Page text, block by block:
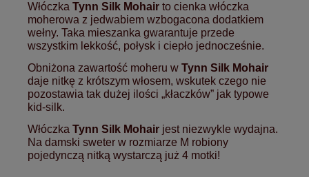
Włóczka Tynn Silk Mohair to cienka włóczka
moherowa z jedwabiem wzbogacona dodatkiem
wełny. Taka mieszanka gwarantuje przede
wszystkim lekkość, połysk i ciepło jednocześnie.
Obniżona zawartość moheru w Tynn Silk Mohair
daje nitkę z krótszym włosem, wskutek czego nie
pozostawia tak dużej ilości „kłaczków” jak typowe
kid-silk.
Włóczka Tynn Silk Mohair jest niezwykle wydajna.
Na damski sweter w rozmiarze M robiony
pojedynczą nitką wystarczą już 4 motki!